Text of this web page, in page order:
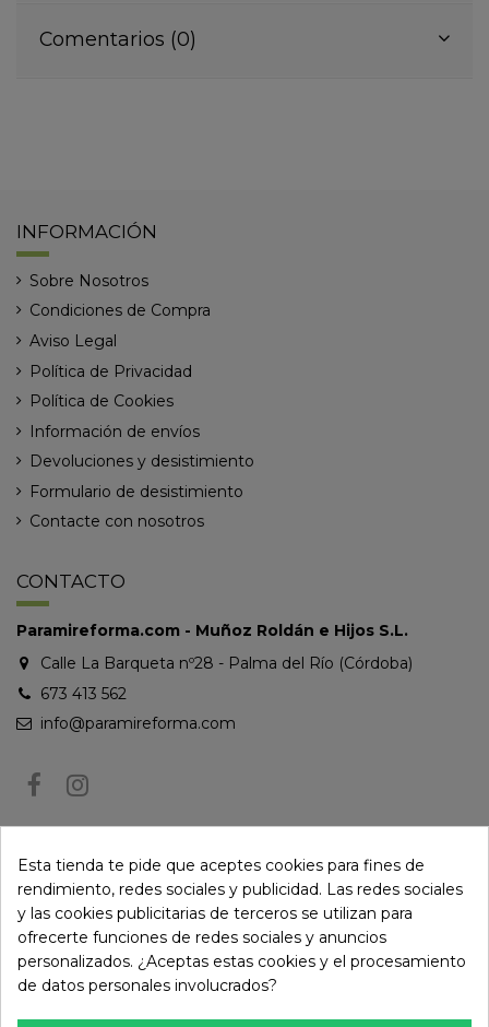
Comentarios (0)
INFORMACIÓN
Sobre Nosotros
Condiciones de Compra
Aviso Legal
Política de Privacidad
Política de Cookies
Información de envíos
Devoluciones y desistimiento
Formulario de desistimiento
Contacte con nosotros
CONTACTO
Paramireforma.com - Muñoz Roldán e Hijos S.L.
Calle La Barqueta nº28 - Palma del Río (Córdoba)
673 413 562
info@paramireforma.com
Puede darse de baja en cualquier momento. Para ello, consulte nuestra
información de contacto en el aviso legal.
Esta tienda te pide que aceptes cookies para fines de
rendimiento, redes sociales y publicidad. Las redes sociales
y las cookies publicitarias de terceros se utilizan para
ofrecerte funciones de redes sociales y anuncios
personalizados. ¿Aceptas estas cookies y el procesamiento
de datos personales involucrados?